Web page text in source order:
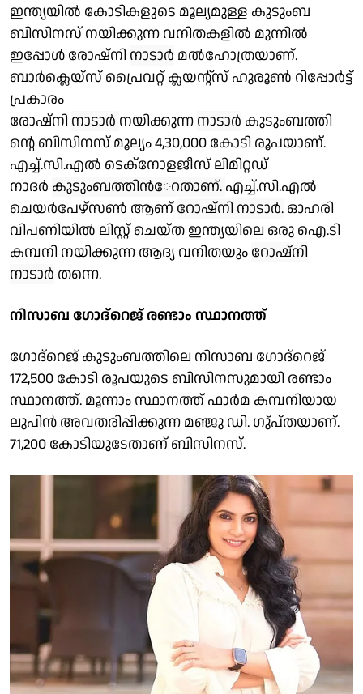
ഇന്ത്യയില്‍ കോടികളുടെ മൂല്യമുള്ള കുടുംബ
ബിസിനസ് നയിക്കുന്ന വനിതകളില്‍ മുന്നില്‍
ഇപ്പോള്‍ രോഷ്‌നി നാടാര്‍ മല്‍ഹോത്രയാണ്.
ബാര്‍ക്ലെയ്‌സ് പ്രൈവറ്റ് ക്ലയന്റ്‌സ് ഹുരൂണ്‍ റിപ്പോര്‍ട്ട്
പ്രകാരം
രോഷ്‌നി നാടാര്‍ നയിക്കുന്ന നാടാര്‍ കുടുംബത്തി
ന്റെ ബിസിനസ് മൂല്യം 4,30,000 കോടി രൂപയാണ്.
എച്ച്.സി.എല്‍ ടെക്‌നോളജീസ് ലിമിറ്റഡ്
നാദര്‍ കുടുംബത്തിന്‍േറതാണ്. എച്ച്.സി.എല്‍
ചെയര്‍പേഴ്‌സണ്‍ ആണ്റോഷ്‌നി നാടാര്‍. ഓഹരി
വിപണിയില്‍ ലിസ്റ്റ് ചെയ്ത ഇന്ത്യയിലെ ഒരു ഐ.ടി
കമ്പനി നയിക്കുന്ന ആദ്യ വനിതയും റോഷ്‌നി
നാടാര്‍ തന്നെ.
നിസാബ ഗോദ്‌റെജ് രണ്ടാം സ്ഥാനത്ത്
ഗോദ്‌റെജ് കുടുംബത്തിലെ നിസാബ ഗോദ്‌റെജ്
172,500 കോടി രൂപയുടെ ബിസിനസുമായി രണ്ടാം
സ്ഥാനത്ത്. മൂന്നാം സ്ഥാനത്ത് ഫാര്‍മ കമ്പനിയായ
ലുപിന്‍ അവതരിപ്പിക്കുന്ന മഞ്ജു ഡി. ഗു്പ്തയാണ്.
71,200 കോടിയുടേതാണ് ബിസിനസ്.